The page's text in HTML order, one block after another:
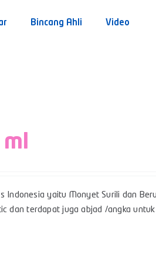
Bincang Ahli Video
Indonesia yaitu Monyet Surili dan
dan terdapat juga abjad /angka